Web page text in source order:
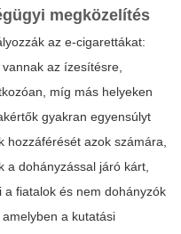
megközelítés
az e-cigarettákat:
az ízesítésre,
míg más helyeken
gyakran egyensúlyt
hozzáférését azok számára,
a dohányzással járó kárt,
fiatalok és nem dohányzók
a kutatási